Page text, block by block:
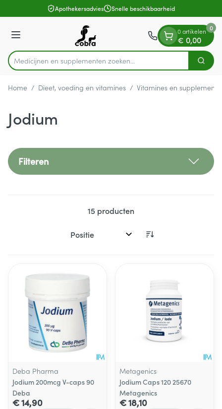
Ga naar de inhoudApothekersadvies Snelle beschikbaarheid
Menu
Product, merk, categorie...
Medicijnen en supplementen zoeken... Zoek
0 artikelen
€ 0,00
0
Home / Dieet, voeding en vitamines / Vitamines en
Jodium
Filteren
15 producten
Sorteer op:
Deba Pharma
Jodium 200mcg V-caps 90
Deba
€ 14,90
Metagenics
Jodium Caps 120 25670
Metagenics
€ 18,10